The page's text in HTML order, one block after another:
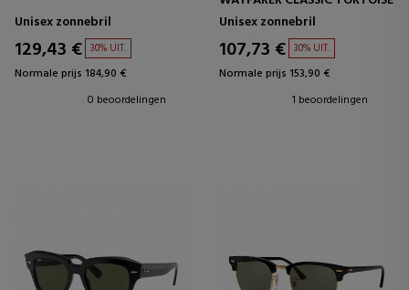
Unisex zonnebril
129,43 € 30% UIT.
Normale prijs 184,90 €
0 beoordelingen
Unisex zonnebril
107,73 € 30% UIT.
Normale prijs 153,90 €
1 beoordelingen